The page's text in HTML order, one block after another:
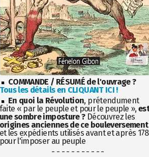
COMMANDE / RÉSUMÉ de l'ouvrage ?
Tous les détails en CLIQUANT ICI !
En quoi la Révolution, prétendument
faite « par le peuple et pour le peuple »,
une sombre imposture ?Découvrez les
origines anciennes de ce bouleversement
et les expédients utilisés avant et après
pour l'imposer au peuple
- - - - - - - - - - -